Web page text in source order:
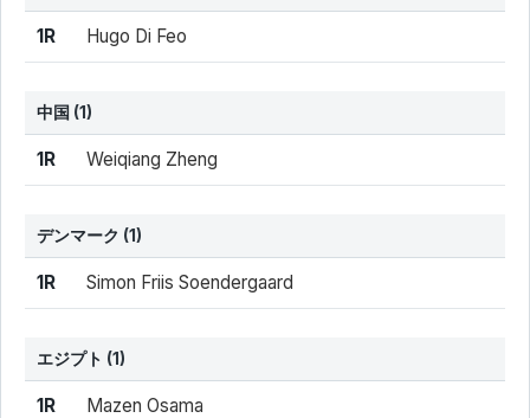
結果 シード 選手名
1R Hugo Di Feo
中国 (1)
結果 シード 選手名
1R Weiqiang Zheng
デンマーク (1)
結果 シード 選手名
1R Simon Friis Soendergaard
エジプト (1)
結果 シード 選手名
1R Mazen Osama